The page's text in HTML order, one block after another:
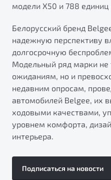
модели X50 и 788
Белорусский бренд
надежную перспективу
долгосрочную
Модельный ряд марки не
ожиданиям, но и
недавним опросам,
автомобилей Belgee, их
ходовыми качествами,
уровнем комфорта,
интерьера.
Подписаться на новости